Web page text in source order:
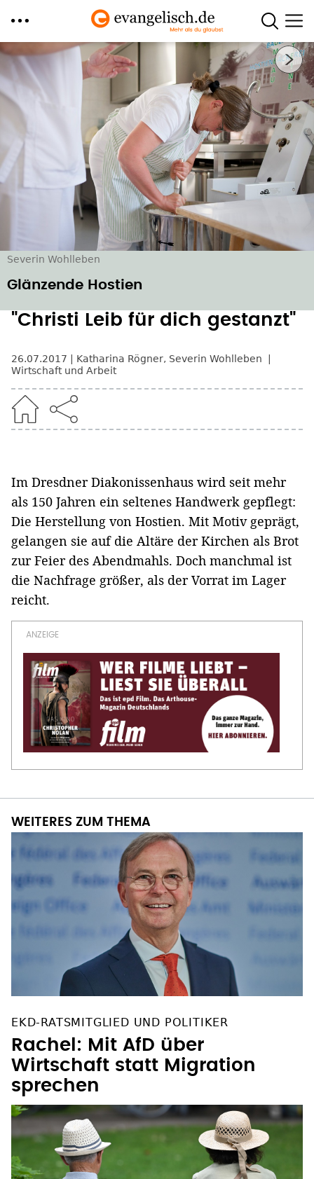
Direkt
zum
Inhalt
Nächstes Bild
Severin Wohlleben
Glänzende Hostien
"Christi Leib für dich gestanzt"
26.07.2017
Katharina Rögner, Severin Wohlleben
Wirtschaft und Arbeit
Im Dresdner Diakonissenhaus wird seit mehr
als 150 Jahren ein seltenes Handwerk gepflegt:
Die Herstellung von Hostien. Mit Motiv geprägt,
gelangen sie auf die Altäre der Kirchen als Brot
zur Feier des Abendmahls. Doch manchmal ist
die Nachfrage größer, als der Vorrat im Lager
reicht.
WEITERES ZUM THEMA
EKD-RATSMITGLIED UND POLITIKER
Rachel: Mit AfD über
Wirtschaft statt Migration
sprechen